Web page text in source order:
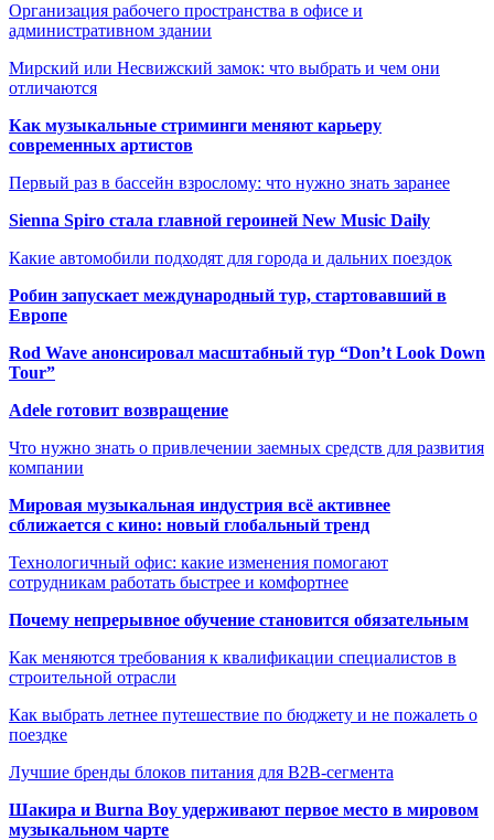
Организация рабочего пространства в офисе и
административном здании
Мирский или Несвижский замок: что выбрать и чем они
отличаются
Как музыкальные стриминги меняют карьеру
современных артистов
Первый раз в бассейн взрослому: что нужно знать заранее
Sienna Spiro стала главной героиней New Music Daily
Какие автомобили подходят для города и дальних поездок
Робин запускает международный тур, стартовавший в
Европе
Rod Wave анонсировал масштабный тур “Don’t Look Down
Tour”
Adele готовит возвращение
Что нужно знать о привлечении заемных средств для развития
компании
Мировая музыкальная индустрия всё активнее
сближается с кино: новый глобальный тренд
Технологичный офис: какие изменения помогают
сотрудникам работать быстрее и комфортнее
Почему непрерывное обучение становится обязательным
Как меняются требования к квалификации специалистов в
строительной отрасли
Как выбрать летнее путешествие по бюджету и не пожалеть о
поездке
Лучшие бренды блоков питания для B2B-сегмента
Шакира и Burna Boy удерживают первое место в мировом
музыкальном чарте